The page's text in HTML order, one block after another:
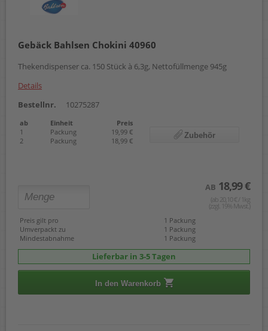
Gebäck Bahlsen Chokini 40960
Thekendispenser ca. 150 Stück à 6,3g, Nettofüllmenge 945g
Details
Bestellnr.
10275287
ab Einheit
Preis
1
Packung
19,99 €
2
Packung 18,99 €
Zubehör
AB 18,99 €
(ab 20,10 € / 1kg
(zzgl. 19% Mwst.)
Preis gilt pro
1 Packung
Umverpackt zu
1 Packung
Mindestabnahme
1 Packung
Lieferbar in 3-5 Tagen
In den Warenkorb